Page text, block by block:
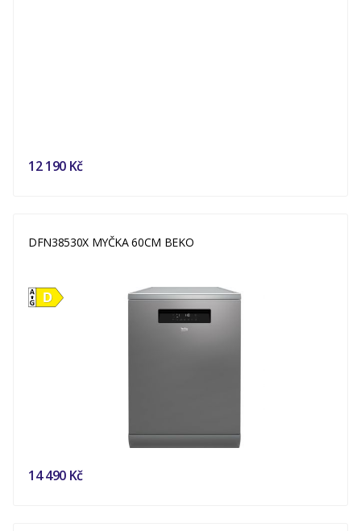
12 190 Kč
DFN38530X MYČKA 60CM BEKO
14 490 Kč